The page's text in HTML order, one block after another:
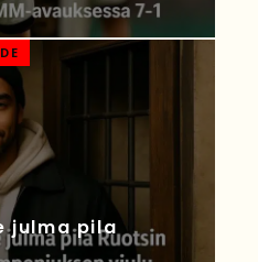
julma pila